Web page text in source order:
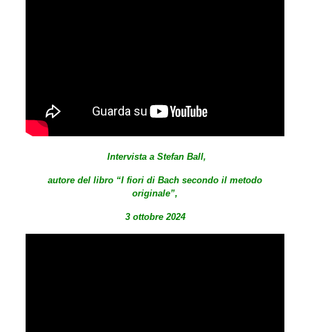
Intervista a Stefan Ball,
autore del libro “I fiori di Bach secondo il metodo
originale”,
3 ottobre 2024